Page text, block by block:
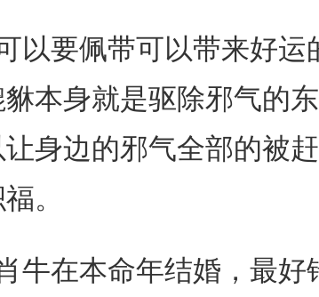
以要佩带可以带来好运
本身就是驱除邪气的
身边的邪气全部的被
。
牛在本命年结婚，最好